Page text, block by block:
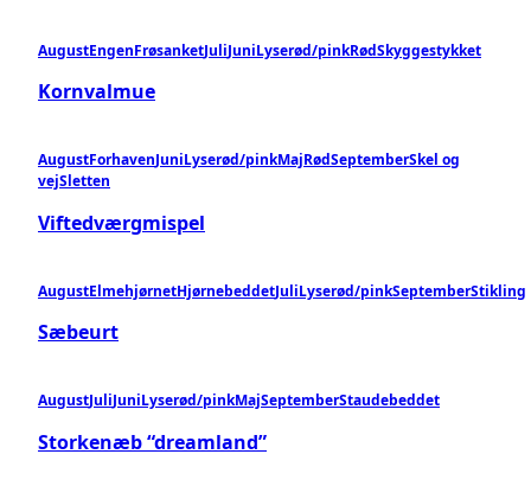
AugustEngenFrøsanketJuliJuniLyserød/pinkRødSkyggestykket
Kornvalmue
AugustForhavenJuniLyserød/pinkMajRødSeptemberSkel og
vejSletten
Viftedværgmispel
AugustElmehjørnetHjørnebeddetJuliLyserød/pinkSeptemberStikling
Sæbeurt
AugustJuliJuniLyserød/pinkMajSeptemberStaudebeddet
Storkenæb “dreamland”